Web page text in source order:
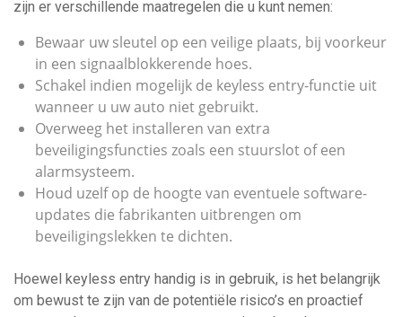
zijn er verschillende maatregelen die u kunt nemen:
Bewaar uw sleutel op een veilige plaats, bij voorkeur
in een signaalblokkerende hoes.
Schakel indien mogelijk de keyless entry-functie uit
wanneer u uw auto niet gebruikt.
Overweeg het installeren van extra
beveiligingsfuncties zoals een stuurslot of een
alarmsysteem.
Houd uzelf op de hoogte van eventuele software-
updates die fabrikanten uitbrengen om
beveiligingslekken te dichten.
Hoewel keyless entry handig is in gebruik, is het belangrijk
om bewust te zijn van de potentiële risico’s en proactief